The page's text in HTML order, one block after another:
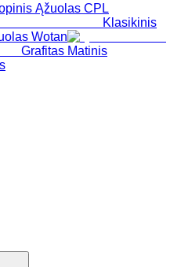
Ąžuolas CPL
Klasikinis
Wotan
Grafitas Matinis